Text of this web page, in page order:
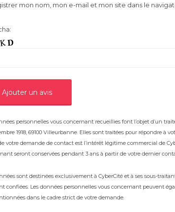
mon nom, mon e-mail et mon site dans le
personnelles vous concernant recueillies font l’objet d’un
1918, 69100 Villeurbanne. Elles sont traitées pour répondre à
votre demande de contact est l’intérêt légitime commercial de
seront conservées pendant 3 ans à partir de votre dernier
sont destinées exclusivement à CyberCité et à ses sous-
confiées. Les données personnelles vous concernant peuvent
dans le cadre strict de votre demande.